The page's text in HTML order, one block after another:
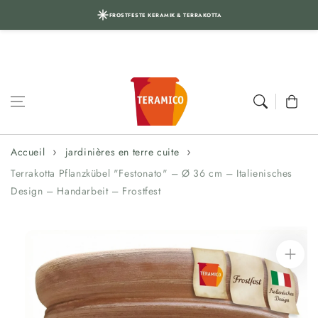
FROSTFESTE KERAMIK & TERRAKOTTA
Aller au
Panier
Accueil
jardinières en terre cuite
Terrakotta Pflanzkübel "Festonato" – Ø 36 cm – Italienisches
Design – Handarbeit – Frostfest
sur le produit